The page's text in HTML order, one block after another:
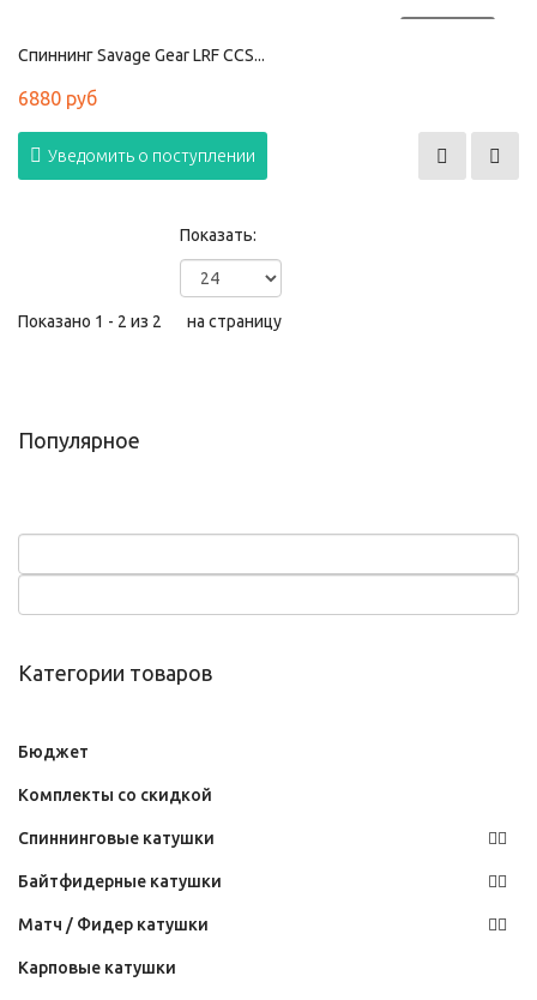
Спиннинг Savage Gear LRF CCS...
6880 руб
Уведомить о поступлении
Показано 1 - 2 из 2
Показать:
на страницу
Популярное
Категории товаров
Бюджет
Комплекты со скидкой
Спиннинговые катушки
Байтфидерные катушки
Матч / Фидер катушки
Карповые катушки